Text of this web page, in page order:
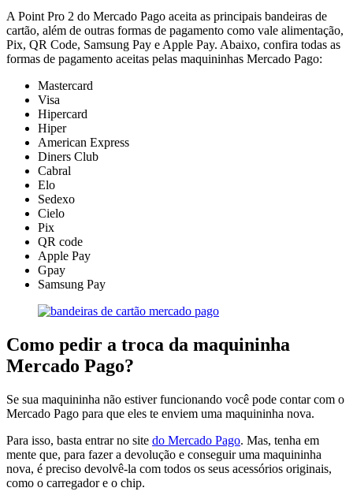
A Point Pro 2 do Mercado Pago aceita as principais bandeiras de
cartão, além de outras formas de pagamento como vale alimentação,
Pix, QR Code, Samsung Pay e Apple Pay. Abaixo, confira todas as
formas de pagamento aceitas pelas maquininhas Mercado Pago:
Mastercard
Visa
Hipercard
Hiper
American Express
Diners Club
Cabral
Elo
Sedexo
Cielo
Pix
QR code
Apple Pay
Gpay
Samsung Pay
Como pedir a troca da maquininha
Mercado Pago?
Se sua maquininha não estiver funcionando você pode contar com o
Mercado Pago para que eles te enviem uma maquininha nova.
Para isso, basta entrar no site do Mercado Pago. Mas, tenha em
mente que, para fazer a devolução e conseguir uma maquininha
nova, é preciso devolvê-la com todos os seus acessórios originais,
como o carregador e o chip.